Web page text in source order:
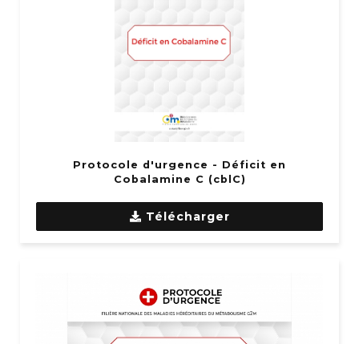
Protocole d'urgence - Déficit en
Cobalamine C (cblC)
Télécharger